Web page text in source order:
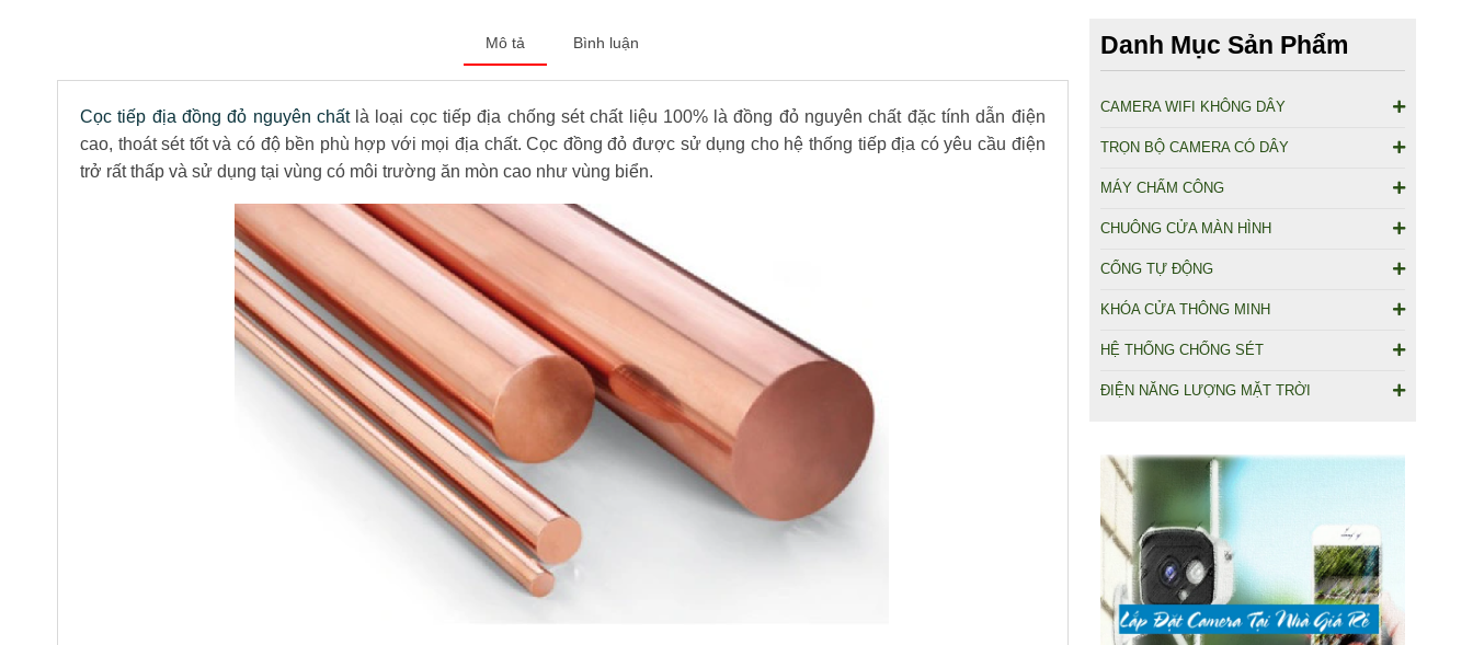
Mô tả Bình luận
Cọc tiếp địa đồng đỏ nguyên chấtlà loại cọc tiếp địa chống sét chất liệu 100% là đồng đỏ nguyên chất đặc tính dẫn điện
cao, thoát sét tốt và có độ bền phù hợp với mọi địa chất. Cọc đồng đỏ được sử dụng cho hệ thống tiếp địa có yêu cầu điện
trở rất thấp và sử dụng tại vùng có môi trường ăn mòn cao như vùng biển.
Danh Mục Sản Phẩm
CAMERA WIFI KHÔNG DÂY
TRỌN BỘ CAMERA CÓ DÂY
MÁY CHẤM CÔNG
CHUÔNG CỬA MÀN HÌNH
CỔNG TỰ ĐỘNG
KHÓA CỬA THÔNG MINH
HỆ THỐNG CHỐNG SÉT
ĐIỆN NĂNG LƯỢNG MẶT TRỜI